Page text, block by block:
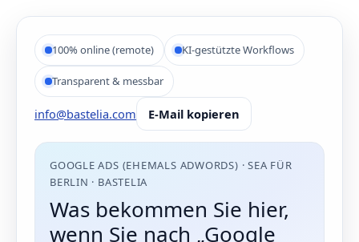
100% online (remote) KI-gestützte Workflows
Transparent & messbar
info@bastelia.com E-Mail kopieren
GOOGLE ADS (EHEMALS ADWORDS) · SEA FÜR
BERLIN · BASTELIA
Was bekommen Sie hier,
wenn Sie nach „Google